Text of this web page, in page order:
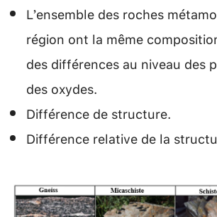
L’ensemble des roches
région ont la même
des différences au niveau des
des oxydes.
Différence de structure.
Différence relative de la